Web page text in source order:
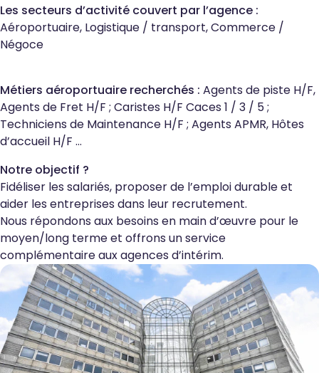
Les secteurs d’activité couvert par l’agence :
Aéroportuaire, Logistique / transport, Commerce /
Négoce
Métiers aéroportuaire recherchés : Agents de piste H/F,
Agents de Fret H/F ; Caristes H/F Caces 1 / 3 / 5 ;
Techniciens de Maintenance H/F ; Agents APMR, Hôtes
d’accueil H/F …
Notre objectif ?
Fidéliser les salariés, proposer de l’emploi durable et
aider les entreprises dans leur recrutement.
Nous répondons aux besoins en main d’œuvre pour le
moyen/long terme et offrons un service
complémentaire aux agences d’intérim.